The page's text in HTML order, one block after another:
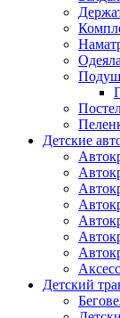
Одеяла
Детские
Детский